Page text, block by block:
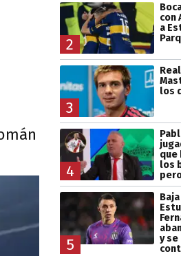
2
con
a
3
los
4
que
los
5
y